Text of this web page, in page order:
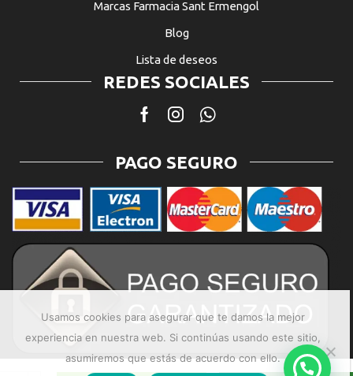
Marcas Farmacia Sant Ermengol
Blog
Lista de deseos
REDES SOCIALES
Facebook
InstagramWhatsapp
PAGO SEGURO
Usamos cookies para asegurar que te damos la mejor
experiencia en nuestra web. Si continúas usando este sitio,
asumiremos que estás de acuerdo con ello.